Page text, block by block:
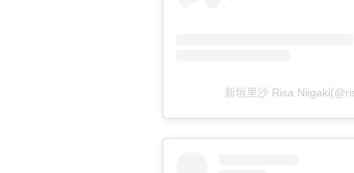
新垣里沙 Risa